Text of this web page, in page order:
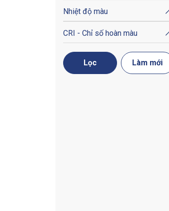
Lọc Làm mới
Nhiệt độ màu
CRI - Chỉ số hoàn màu